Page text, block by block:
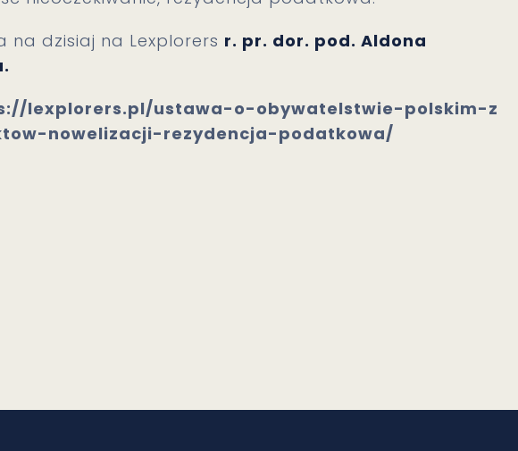
dzisiaj na Lexplorers r. pr. dor. pod. Aldona
lexplorers.pl/ustawa-o-obywatelstwie-polskim-z
nowelizacji-rezydencja-podatkowa/